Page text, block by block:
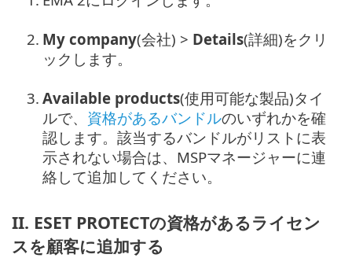
2. My company(会社) > Details(詳細)をクリ
ックします。
3. Available products(使用可能な製品)タイ
ルで、 資格があるバンドルのいずれかを確
認します。該当するバンドルがリストに表
示されない場合は、MSPマネージャーに連
絡して追加してください。
II. ESET PROTECTの資格があるライセン
スを顧客に追加する